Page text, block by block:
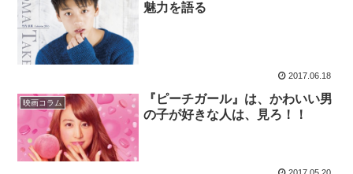
魅力を語る
2017.06.18
映画コラム
『ピーチガール』は、かわいい男
の子が好きな人は、見ろ！！